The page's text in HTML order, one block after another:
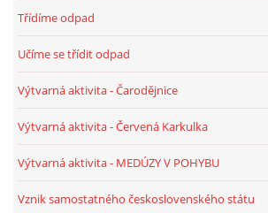
Třídíme odpad
Učíme se třídit odpad
Výtvarná aktivita - Čarodějnice
Výtvarná aktivita - Červená Karkulka
Výtvarná aktivita - MEDÚZY V POHYBU
Vznik samostatného československého státu